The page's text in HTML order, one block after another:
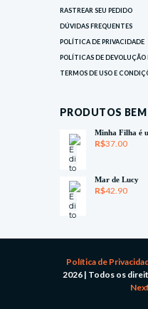
RASTREAR SEU PEDIDO
DÚVIDAS FREQUENTES
POLÍTICA DE PRIVACIDADE
POLÍTICAS DE DEVOLUÇÃO
TERMOS DE USO E
PRODUTOS
Minha Filha é
R$37.00
Mar de Lucy
R$42.90
Política de
2026 | Todos os